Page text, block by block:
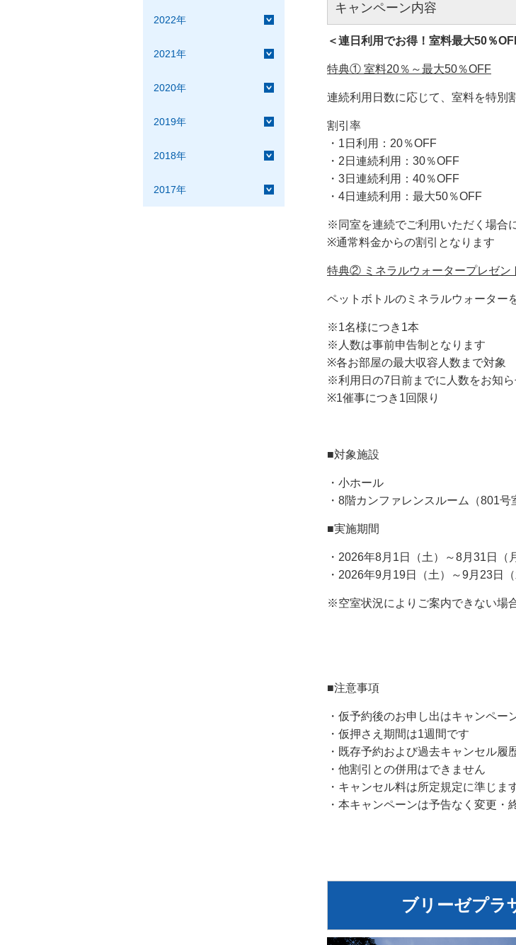
2022年
2021年
2020年
2019年
2018年
2017年
キャンペーン内容
＜連日利用でお得！室料最大50％
特典① 室料20％～最大50％OFF
連続利用日数に応じて、室料を特別
割引率
・1日利用：20％OFF
・2日連続利用：30％OFF
・3日連続利用：40％OFF
・4日連続利用：最大50％OFF
※同室を連続でご利用いただく場合
※通常料金からの割引となります
特典② ミネラルウォータープレゼン
ペットボトルのミネラルウォーター
※1名様につき1本
※人数は事前申告制となります
※各お部屋の最大収容人数まで対象
※利用日の7日前までに人数をお知
※1催事につき1回限り
■対象施設
・小ホール
・8階カンファレンスルーム（801号
■実施期間
・2026年8月1日（土）～8月31日（
・2026年9月19日（土）～9月23日（
※空室状況によりご案内できない場
■注意事項
・仮予約後のお申し出はキャンペー
・仮押さえ期間は1週間です
・既存予約および過去キャンセル
・他割引との併用はできません
・キャンセル料は所定規定に準じま
・本キャンペーンは予告なく変更・
ブリーゼプ